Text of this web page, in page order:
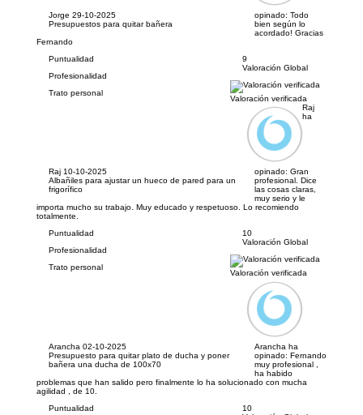
Jorge 29-10-2025
Presupuestos para quitar bañera
opinado: Todo
bien según lo
acordado! Gracias
Fernando
Puntualidad
Profesionalidad
Trato personal
9
Valoración Global
Valoración verificada
Raj 10-10-2025
Albañiles para ajustar un hueco de pared para un
frigorífico
Raj
ha
opinado: Gran
profesional. Dice
las cosas claras,
muy serio y le
importa mucho su trabajo. Muy educado y respetuoso. Lo recomiendo
totalmente.
Puntualidad
Profesionalidad
Trato personal
10
Valoración Global
Valoración verificada
Arancha 02-10-2025
Presupuesto para quitar plato de ducha y poner
bañera una ducha de 100x70
Arancha ha
opinado: Fernando
muy profesional ,
ha habido
problemas que han salido pero finalmente lo ha solucionado con mucha
agilidad , de 10.
Puntualidad
10